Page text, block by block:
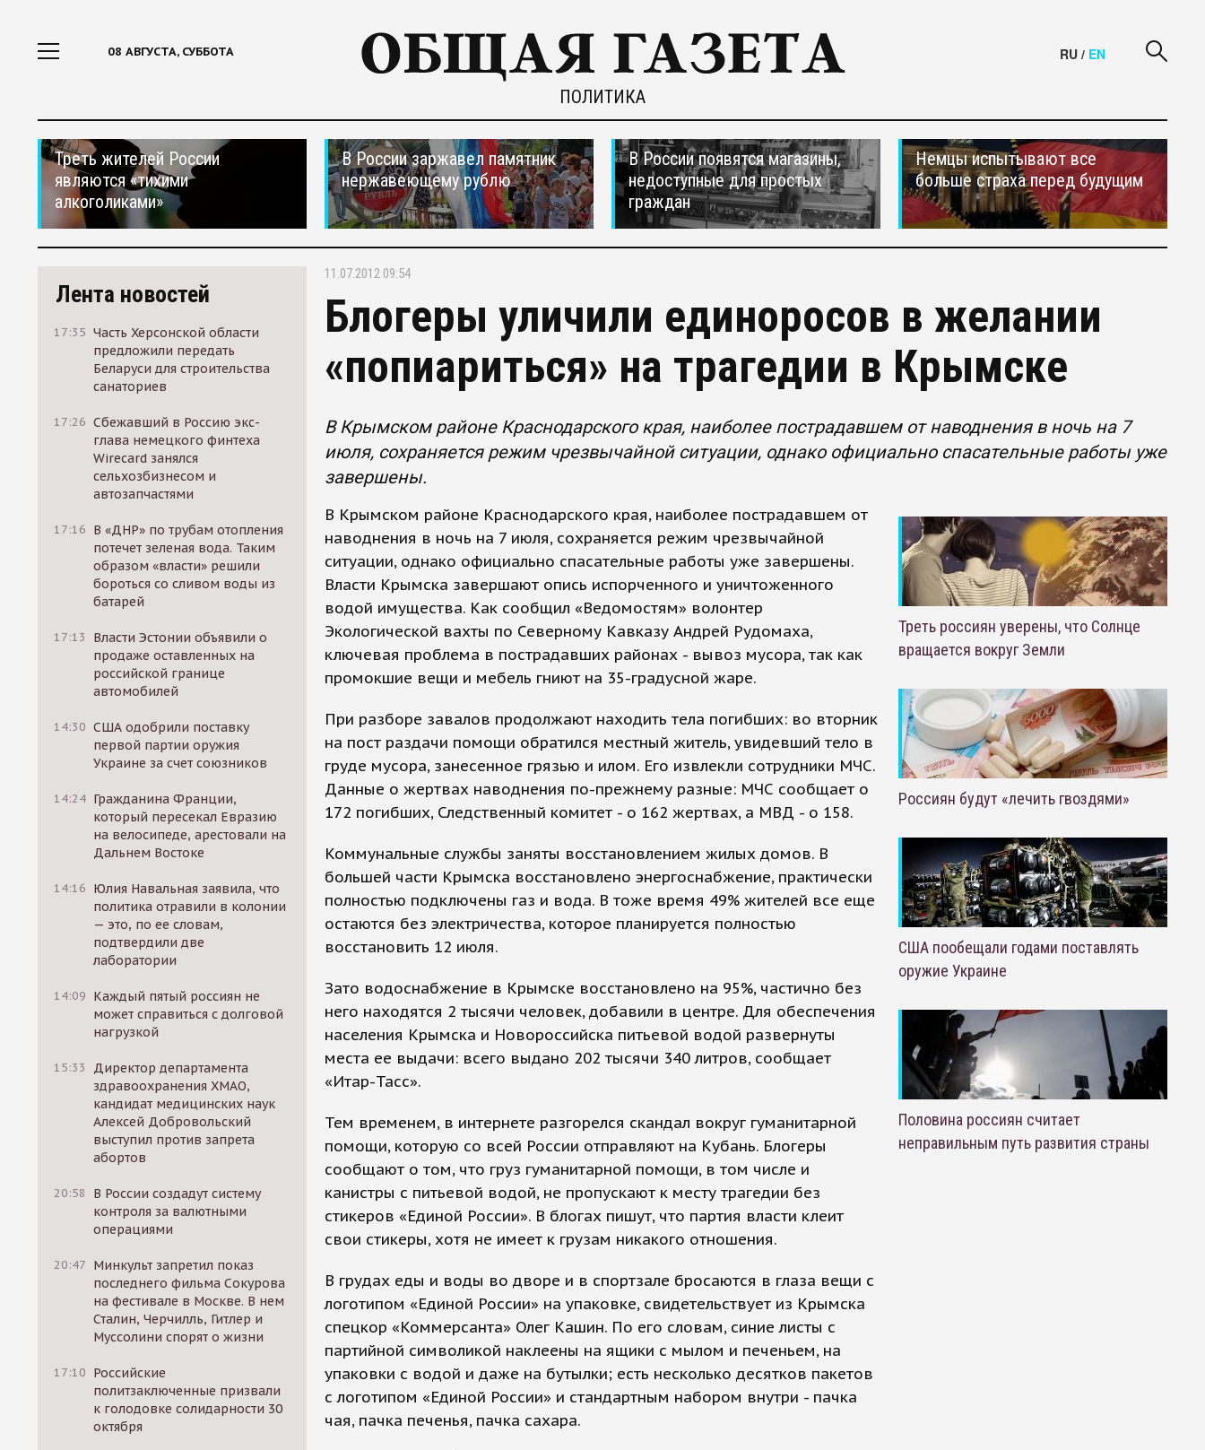
08 АВГУСТА, СУББОТА
ПОЛИТИКА
RU / EN
Треть жителей России
являются «тихими
алкоголиками»
В России заржавел памятник
нержавеющему рублю
В России появятся магазины,
недоступные для простых
граждан
Немцы испытывают все
больше страха перед будущим
Лента новостей
17:35 Часть Херсонской области
предложили передать
Беларуси для строительства
санаториев
17:26 Сбежавший в Россию экс-
глава немецкого финтеха
Wirecard занялся
сельхозбизнесом и
автозапчастями
17:16 В «ДНР» по трубам отопления
потечет зеленая вода. Таким
образом «власти» решили
бороться со сливом воды из
батарей
17:13
Власти Эстонии объявили о
продаже оставленных на
российской границе
автомобилей
14:30 США одобрили поставку
первой партии оружия
Украине за счет союзников
14:24 Гражданина Франции,
который пересекал Евразию
на велосипеде, арестовали на
Дальнем Востоке
14:16 Юлия Навальная заявила, что
политика отравили в колонии
— это, по ее словам,
подтвердили две
лаборатории
14:09 Каждый пятый россиян не
может справиться с долговой
нагрузкой
15:33
Директор департамента
здравоохранения ХМАО,
кандидат медицинских наук
Алексей Добровольский
выступил против запрета
абортов
20:58
В России создадут систему
контроля за валютными
операциями
20:47 Минкульт запретил показ
последнего фильма Сокурова
на фестивале в Москве. В нем
Сталин, Черчилль, Гитлер и
Муссолини спорят о жизни
17:10 Российские
политзаключенные призвали
к голодовке солидарности 30
октября
11.07.2012 09:54
Блогеры уличили единоросов в желании
«попиариться» на трагедии в Крымске
В Крымском районе Краснодарского края, наиболее пострадавшем от наводнения в ночь на 7
июля, сохраняется режим чрезвычайной ситуации, однако официально спасательные работы уже
завершены.
В Крымском районе Краснодарского края, наиболее пострадавшем от
наводнения в ночь на 7 июля, сохраняется режим чрезвычайной
ситуации, однако официально спасательные работы уже завершены.
Власти Крымска завершают опись испорченного и уничтоженного
водой имущества. Как сообщил «Ведомостям» волонтер
Экологической вахты по Северному Кавказу Андрей Рудомаха,
ключевая проблема в пострадавших районах - вывоз мусора, так как
промокшие вещи и мебель гниют на 35-градусной жаре.
При разборе завалов продолжают находить тела погибших: во вторник
на пост раздачи помощи обратился местный житель, увидевший тело в
груде мусора, занесенное грязью и илом. Его извлекли сотрудники МЧС.
Данные о жертвах наводнения по-прежнему разные: МЧС сообщает о
172 погибших, Следственный комитет - о 162 жертвах, а МВД - о 158.
Коммунальные службы заняты восстановлением жилых домов. В
большей части Крымска восстановлено энергоснабжение, практически
полностью подключены газ и вода. В тоже время 49% жителей все еще
остаются без электричества, которое планируется полностью
восстановить 12 июля.
Зато водоснабжение в Крымске восстановлено на 95%, частично без
него находятся 2 тысячи человек, добавили в центре. Для обеспечения
населения Крымска и Новороссийска питьевой водой развернуты
места ее выдачи: всего выдано 202 тысячи 340 литров, сообщает
«Итар-Тасс».
Тем временем, в интернете разгорелся скандал вокруг гуманитарной
помощи, которую со всей России отправляют на Кубань. Блогеры
сообщают о том, что груз гуманитарной помощи, в том числе и
канистры с питьевой водой, не пропускают к месту трагедии без
стикеров «Единой России». В блогах пишут, что партия власти клеит
свои стикеры, хотя не имеет к грузам никакого отношения.
В грудах еды и воды во дворе и в спортзале бросаются в глаза вещи с
логотипом «Единой России» на упаковке, свидетельствует из Крымска
спецкор «Коммерсанта» Олег Кашин. По его словам, синие листы с
партийной символикой наклеены на ящики с мылом и печеньем, на
упаковки с водой и даже на бутылки; есть несколько десятков пакетов
с логотипом «Единой России» и стандартным набором внутри - пачка
чая, пачка печенья, пачка сахара.
Треть россиян уверены, что Солнце
вращается вокруг Земли
Россиян будут «лечить гвоздями»
США пообещали годами поставлять
оружие Украине
Половина россиян считает
неправильным путь развития страны